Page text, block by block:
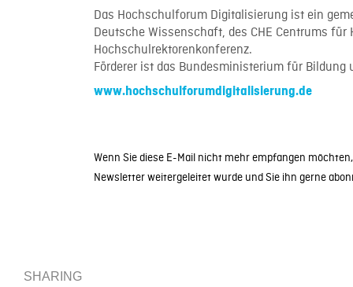
Das Hochschulforum Digitalisierung ist ein
Deutsche Wissenschaft, des CHE Centrums
Hochschulrektorenkonferenz.
Förderer ist das Bundesministerium für Bildung
www.hochschulforumdigitalisierung.de
Wenn Sie diese E-Mail nicht mehr empfangen
Newsletter weitergeleitet wurde und Sie ihn gerne
SHARING